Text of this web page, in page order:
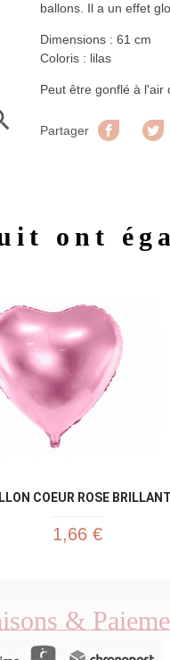
ballons. Il a un effet
Dimensions : 61 cm
Coloris : lilas
Peut être gonflé à l'air
Partager Partager
ont
COEUR ROSE BRILLANT
1,66 €
&